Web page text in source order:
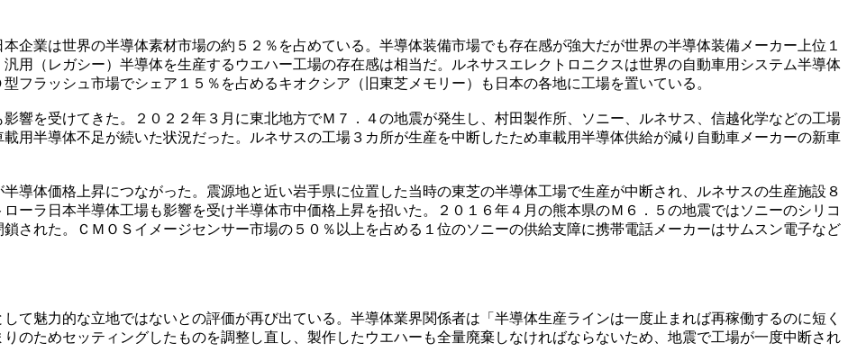
企業は世界の半導体素材市場の約５２％を占めている。半導体装備市場でも存在感が強大だが世界の半導体装備メーカー上位１
用（レガシー）半導体を生産するウエハー工場の存在感は相当だ。ルネサスエレクトロニクスは世界の自動車用システム半導体
フラッシュ市場でシェア１５％を占めるキオクシア（旧東芝メモリー）も日本の各地に工場を置いている。
響を受けてきた。２０２２年３月に東北地方でＭ７．４の地震が発生し、村田製作所、ソニー、ルネサス、信越化学などの工場
用半導体不足が続いた状況だった。ルネサスの工場３カ所が生産を中断したため車載用半導体供給が減り自動車メーカーの新車
導体価格上昇につながった。震源地と近い岩手県に位置した当時の東芝の半導体工場で生産が中断され、ルネサスの生産施設８
ーラ日本半導体工場も影響を受け半導体市中価格上昇を招いた。２０１６年４月の熊本県のＭ６．５の地震ではソニーのシリコ
された。ＣＭＯＳイメージセンサー市場の５０％以上を占める１位のソニーの供給支障に携帯電話メーカーはサムスン電子など
て魅力的な立地ではないとの評価が再び出ている。半導体業界関係者は「半導体生産ラインは一度止まれば再稼働するのに短く
のためセッティングしたものを調整し直し、製作したウエハーも全量廃棄しなければならないため、地震で工場が一度中断され